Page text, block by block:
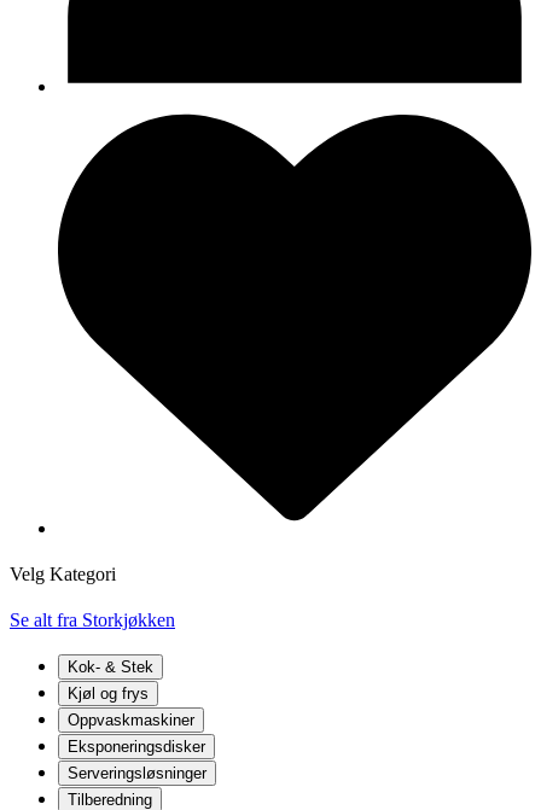
Velg Kategori
Se alt fra Storkjøkken
Kok- & Stek
Kjøl og frys
Oppvaskmaskiner
Eksponeringsdisker
Serveringsløsninger
Tilberedning